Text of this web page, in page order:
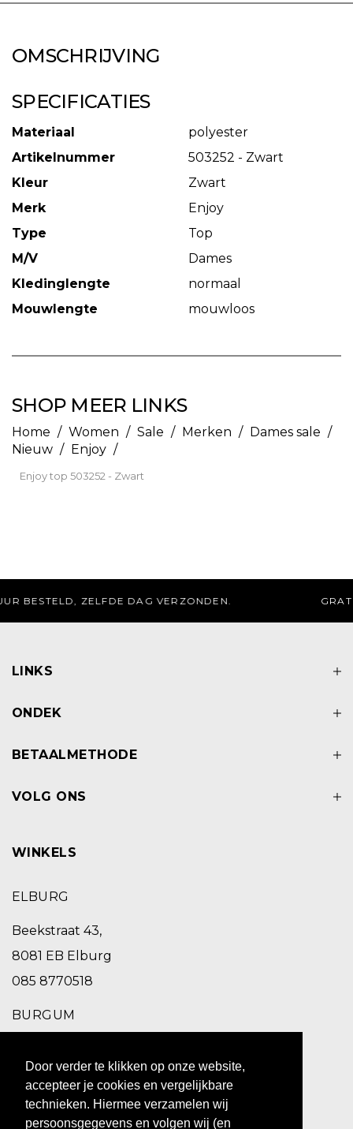
Door verder te klikken op onze website,
accepteer je cookies en vergelijkbare
technieken. Hiermee verzamelen wij
persoonsgegevens en volgen wij (en
OMSCHRIJVING
SPECIFICATIES
Materiaal
polyester
Artikelnummer
503252 - Zwart
Kleur
Zwart
Merk
Enjoy
Type
Top
M/V
Dames
Kledinglengte
normaal
Mouwlengte
mouwloos
SHOP MEER LINKS
Home / Women / Sale / Merken / Dames sale /
Nieuw / Enjoy /
Enjoy top 503252 - Zwart
GRATIS AFHALEN IN DE WINKEL
LINKS
ONDEK
BETAALMETHODE
VOLG ONS
WINKELS
ELBURG
Beekstraat 43,
8081 EB Elburg
085 8770518
BURGUM
9251 EC Burgum
0511 469 260